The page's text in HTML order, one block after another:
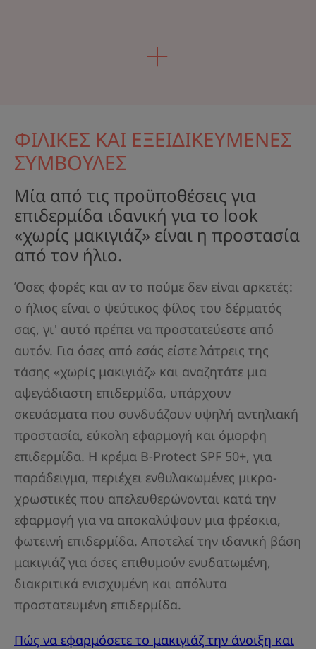
ΦΙΛΙΚΕΣ ΚΑΙ ΕΞΕΙΔΙΚΕΥΜΕΝΕΣ
ΣΥΜΒΟΥΛΕΣ
Μία από τις προϋποθέσεις για
επιδερμίδα ιδανική για το look
«χωρίς μακιγιάζ» είναι η προστασία
από τον ήλιο.
Όσες φορές και αν το πούμε δεν είναι αρκετές:
ο ήλιος είναι ο ψεύτικος φίλος του δέρματός
σας, γι' αυτό πρέπει να προστατεύεστε από
αυτόν. Για όσες από εσάς είστε λάτρεις της
τάσης «χωρίς μακιγιάζ» και αναζητάτε μια
αψεγάδιαστη επιδερμίδα, υπάρχουν
σκευάσματα που συνδυάζουν υψηλή αντηλιακή
προστασία, εύκολη εφαρμογή και όμορφη
επιδερμίδα. Η κρέμα B-Protect SPF 50+, για
παράδειγμα, περιέχει ενθυλακωμένες μικρο-
χρωστικές που απελευθερώνονται κατά την
εφαρμογή για να αποκαλύψουν μια φρέσκια,
φωτεινή επιδερμίδα. Αποτελεί την ιδανική βάση
μακιγιάζ για όσες επιθυμούν ενυδατωμένη,
διακριτικά ενισχυμένη και απόλυτα
προστατευμένη επιδερμίδα.
Πώς να εφαρμόσετε το μακιγιάζ την άνοιξη και